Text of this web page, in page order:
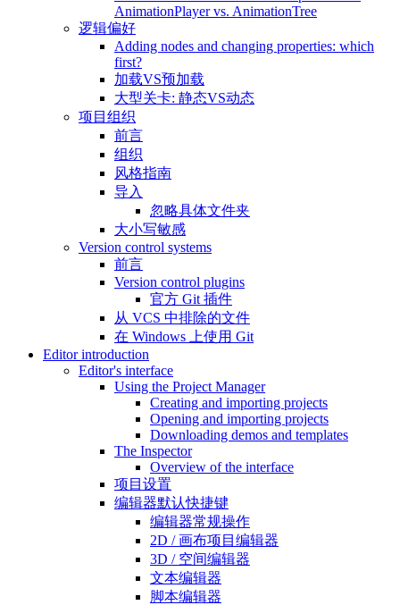
AnimationPlayer vs. AnimationTree
逻辑偏好
Adding nodes and changing properties: which
first?
加载VS预加载
大型关卡: 静态VS动态
项目组织
前言
组织
风格指南
导入
忽略具体文件夹
大小写敏感
Version control systems
前言
Version control plugins
官方 Git 插件
从 VCS 中排除的文件
在 Windows 上使用 Git
Editor introduction
Editor's interface
Using the Project Manager
Creating and importing projects
Opening and importing projects
Downloading demos and templates
The Inspector
Overview of the interface
项目设置
编辑器默认快捷键
编辑器常规操作
2D / 画布项目编辑器
3D / 空间编辑器
文本编辑器
脚本编辑器